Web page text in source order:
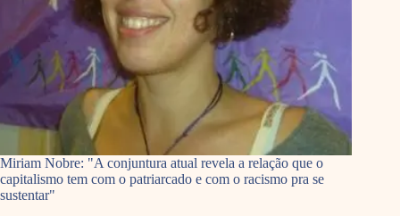
Miriam Nobre: "A conjuntura atual revela a relação que o
capitalismo tem com o patriarcado e com o racismo pra se
sustentar"